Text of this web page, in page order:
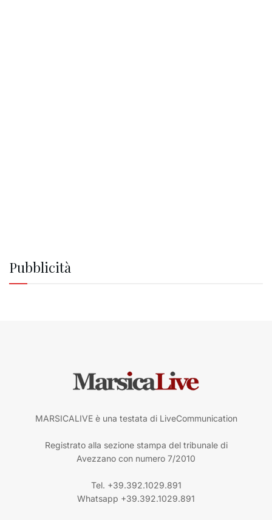
Pubblicità
MARSICALIVE è una testata di LiveCommunication
Registrato alla sezione stampa del tribunale di
Avezzano con numero 7/2010
Tel. +39.392.1029.891
Whatsapp +39.392.1029.891